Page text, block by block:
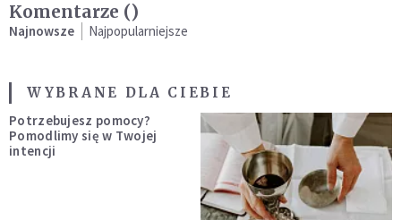
Komentarze ()
Najnowsze Najpopularniejsze
WYBRANE DLA CIEBIE
Potrzebujesz pomocy?
Pomodlimy się w Twojej
intencji